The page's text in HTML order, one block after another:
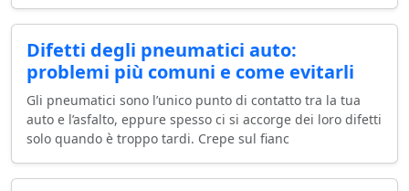
Difetti degli pneumatici auto:
problemi più comuni e come evitarli
Gli pneumatici sono l’unico punto di contatto tra la tua
auto e l’asfalto, eppure spesso ci si accorge dei loro difetti
solo quando è troppo tardi. Crepe sul fianc